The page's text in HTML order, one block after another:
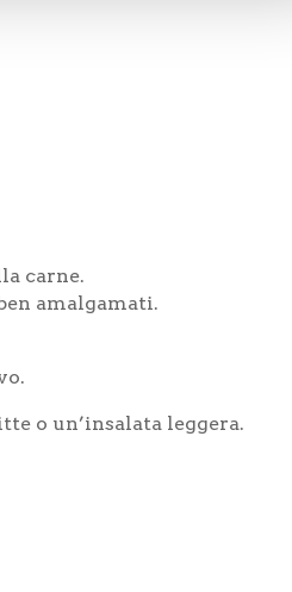
carne.
amalgamati.
o un’insalata leggera.